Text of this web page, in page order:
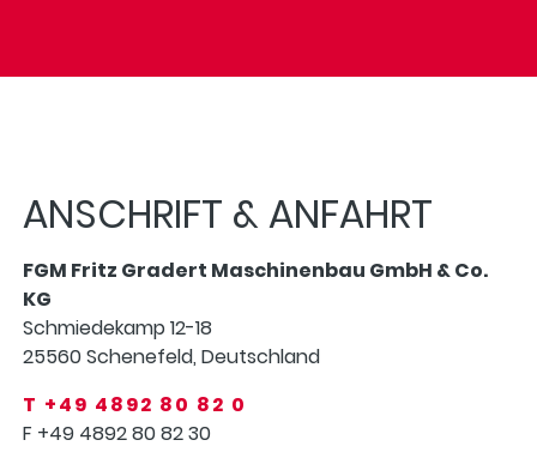
ANSCHRIFT & ANFAHRT
FGM Fritz Gradert Maschinenbau GmbH & Co.
KG
Schmiedekamp 12-18
25560 Schenefeld, Deutschland
T +49 4892 80 82 0
F +49 4892 80 82 30